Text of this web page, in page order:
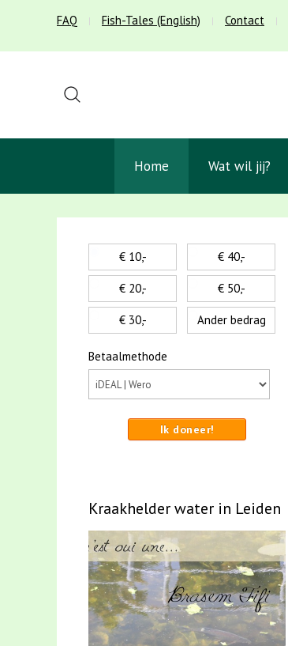
FAQ Fish-Tales (English) Contact
Home Wat wil jij?
€ 10,-
€ 20,-
€ 30,-
€ 40,-
€ 50,-
Ander bedrag
Betaalmethode
Ik doneer!
Kraakhelder water in Leiden